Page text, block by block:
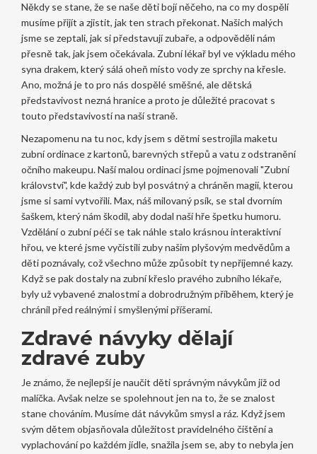
Někdy se stane, že se naše děti bojí něčeho, na co my dospělí
musíme přijít a zjistit, jak ten strach překonat. Našich malých
jsme se zeptali, jak si představují zubaře, a odpověděli nám
přesně tak, jak jsem očekávala. Zubní lékař byl ve výkladu mého
syna drakem, který sálá oheň místo vody ze sprchy na křesle.
Ano, možná je to pro nás dospělé směšné, ale dětská
představivost nezná hranice a proto je důležité pracovat s
touto představivostí na naší straně.
Nezapomenu na tu noc, kdy jsem s dětmi sestrojila maketu
zubní ordinace z kartonů, barevných střepů a vatu z odstranění
očního makeupu. Naší malou ordinaci jsme pojmenovali "Zubní
království", kde každý zub byl posvátný a chráněn magií, kterou
jsme si sami vytvořili. Max, náš milovaný psík, se stal dvorním
šaškem, který nám škodil, aby dodal naší hře špetku humoru.
Vzdělání o zubní péči se tak náhle stalo krásnou interaktivní
hřou, ve které jsme vyčistili zuby našim plyšovým medvědům a
děti poznávaly, což všechno může způsobit ty nepříjemné kazy.
Když se pak dostaly na zubní křeslo pravého zubního lékaře,
byly už vybavené znalostmi a dobrodružným příběhem, který je
chránil před reálnými i smyšlenými příšerami.
Zdravé návyky dělají
zdravé zuby
Je známo, že nejlepší je naučit děti správným návykům již od
malíčka. Avšak nelze se spolehnout jen na to, že se znalost
stane chováním. Musíme dát návykům smysl a ráz. Když jsem
svým dětem objasňovala důležitost pravidelného čištění a
vyplachování po každém jídle, snažila jsem se, aby to nebyla jen